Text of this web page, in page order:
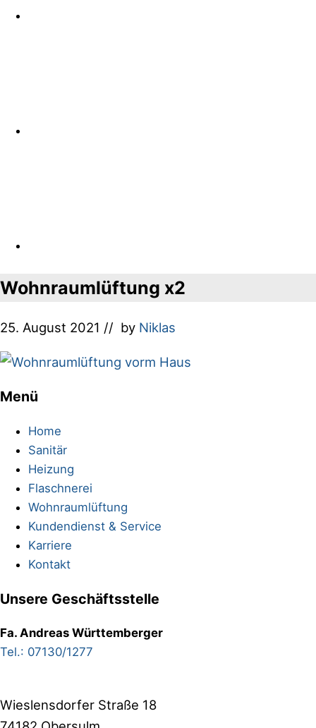
Wohnraumlüftung x2
25. August 2021 // by Niklas
Footer
Menü
Home
Sanitär
Heizung
Flaschnerei
Wohnraumlüftung
Kundendienst & Service
Karriere
Kontakt
Unsere Geschäftsstelle
Fa. Andreas Württemberger
Tel.: 07130/1277
Wieslensdorfer Straße 18